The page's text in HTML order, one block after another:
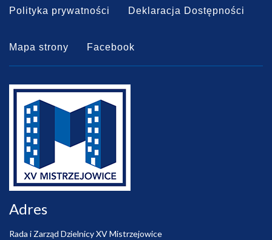
Polityka prywatności Deklaracja Dostępności
Mapa strony Facebook
Adres
Rada i Zarząd Dzielnicy XV Mistrzejowice